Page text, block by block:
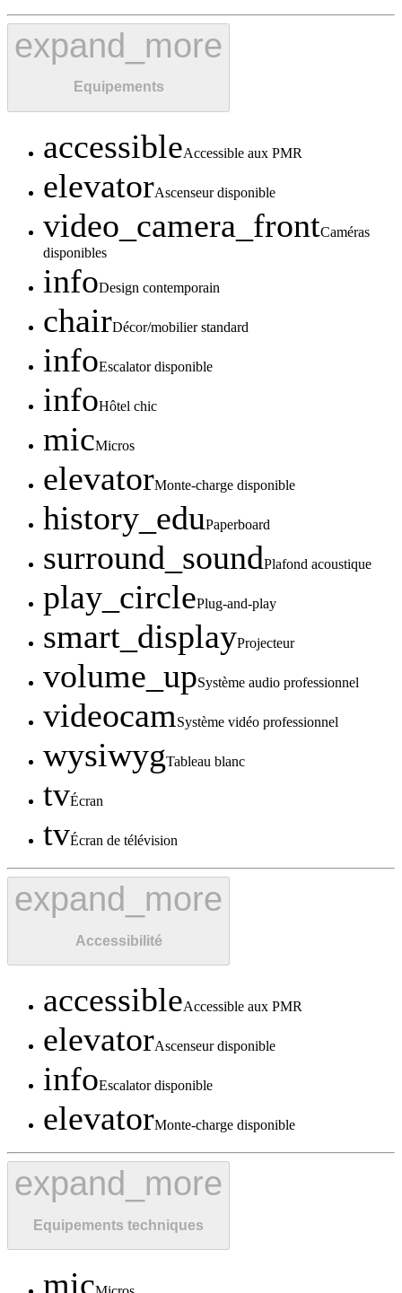
expand_more
Equipements
accessibleAccessible aux PMR
elevatorAscenseur disponible
video_camera_frontCaméras
disponibles
infoDesign contemporain
chairDécor/mobilier standard
infoEscalator disponible
infoHôtel chic
micMicros
elevatorMonte-charge disponible
history_eduPaperboard
surround_soundPlafond acoustique
play_circlePlug-and-play
smart_displayProjecteur
volume_upSystème audio professionnel
videocamSystème vidéo professionnel
wysiwygTableau blanc
tvÉcran
tvÉcran de télévision
expand_more
Accessibilité
accessibleAccessible aux PMR
elevatorAscenseur disponible
infoEscalator disponible
elevatorMonte-charge disponible
expand_more
Equipements techniques
mic